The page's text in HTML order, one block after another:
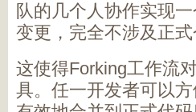
队的几个人协作实现
变更，完全不涉及正式
这使得Forking工作流
具。任一开发者可以